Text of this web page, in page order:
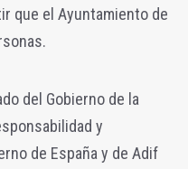
que el Ayuntamiento de
del Gobierno de la
y
de España y de Adif